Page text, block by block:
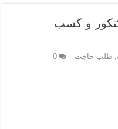
مشکلات و طلب حاجت
جلب ثروت و برکت مال
و کسب
,طلب حاجت 0